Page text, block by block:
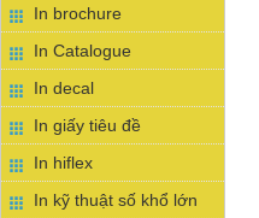
In brochure
In Catalogue
In decal
In giấy tiêu đề
In hiflex
In kỹ thuật số khổ lớn